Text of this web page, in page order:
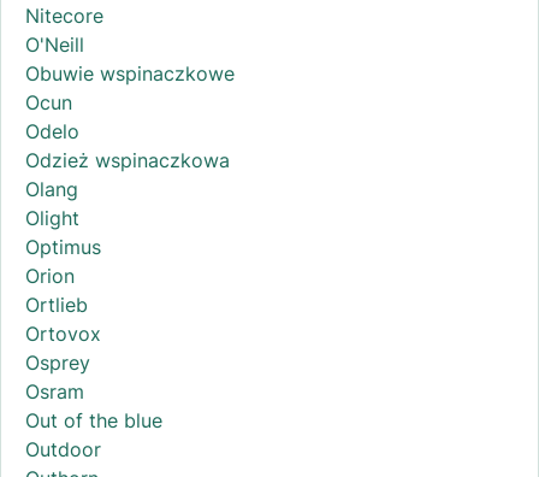
Nitecore
O'Neill
Obuwie wspinaczkowe
Ocun
Odelo
Odzież wspinaczkowa
Olang
Olight
Optimus
Orion
Ortlieb
Ortovox
Osprey
Osram
Out of the blue
Outdoor